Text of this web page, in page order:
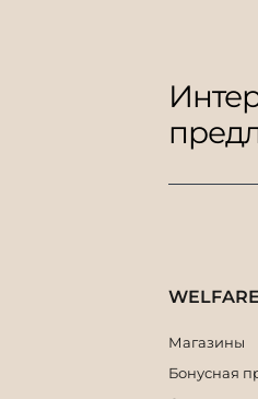
WELFARE
Магазины
Бонусная